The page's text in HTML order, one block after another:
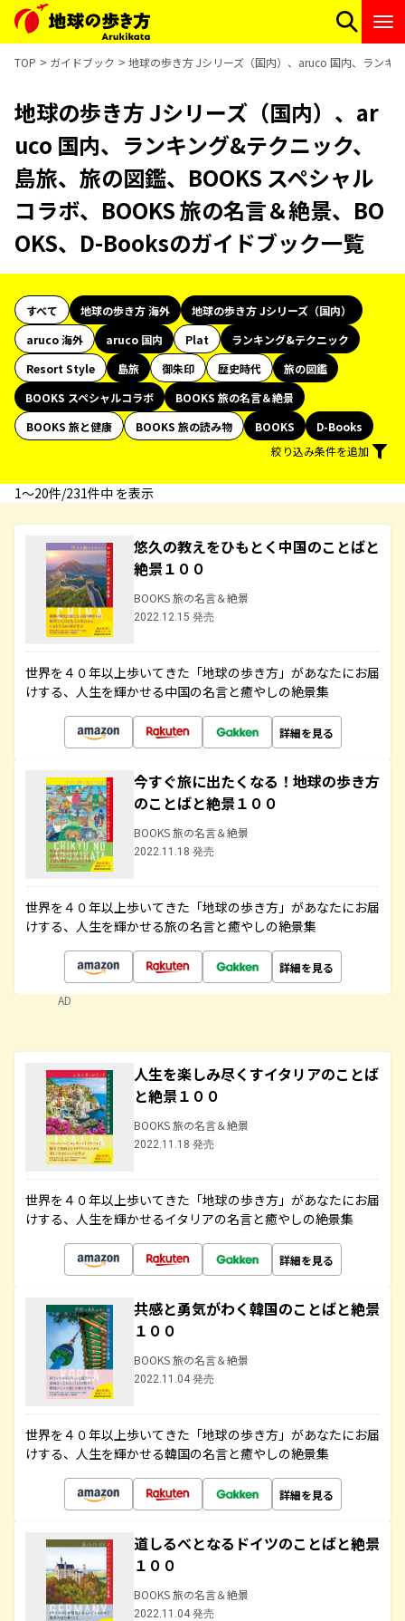
TOP ガイドブック 地球の歩き方 Jシリーズ（国内）、aruco 国内、ランキ
地球の歩き方 Jシリーズ（国内）、ar
uco 国内、ランキング&テクニック、
島旅、旅の図鑑、BOOKS スペシャル
コラボ、BOOKS 旅の名言＆絶景、BO
OKS、D-Booksのガイドブック一覧
すべて 地球の歩き方 海外
地球の歩き方 Jシリーズ（国内）
aruco 海外
aruco 国内 Plat
ランキング&テクニック
Resort Style
島旅 御朱印 歴史時代
旅の図鑑
BOOKS スペシャルコラボ
BOOKS 旅の名言＆絶景
BOOKS 旅と健康
BOOKS 旅の読み物 BOOKS
D-Books
絞り込み条件を追加
1〜20件/231件中 を表示
悠久の教えをひもとく中国のことばと
絶景１００
BOOKS 旅の名言＆絶景
2022.12.15 発売
世界を４０年以上歩いてきた「地球の歩き方」があなたにお届
けする、人生を輝かせる中国の名言と癒やしの絶景集
詳細を見る
今すぐ旅に出たくなる！地球の歩き方
のことばと絶景１００
BOOKS 旅の名言＆絶景
2022.11.18 発売
世界を４０年以上歩いてきた「地球の歩き方」があなたにお届
けする、人生を輝かせる旅の名言と癒やしの絶景集
詳細を見る
AD
人生を楽しみ尽くすイタリアのことば
と絶景１００
BOOKS 旅の名言＆絶景
2022.11.18 発売
世界を４０年以上歩いてきた「地球の歩き方」があなたにお届
けする、人生を輝かせるイタリアの名言と癒やしの絶景集
詳細を見る
共感と勇気がわく韓国のことばと絶景
１００
BOOKS 旅の名言＆絶景
2022.11.04 発売
世界を４０年以上歩いてきた「地球の歩き方」があなたにお届
けする、人生を輝かせる韓国の名言と癒やしの絶景集
詳細を見る
道しるべとなるドイツのことばと絶景
１００
BOOKS 旅の名言＆絶景
2022.11.04 発売